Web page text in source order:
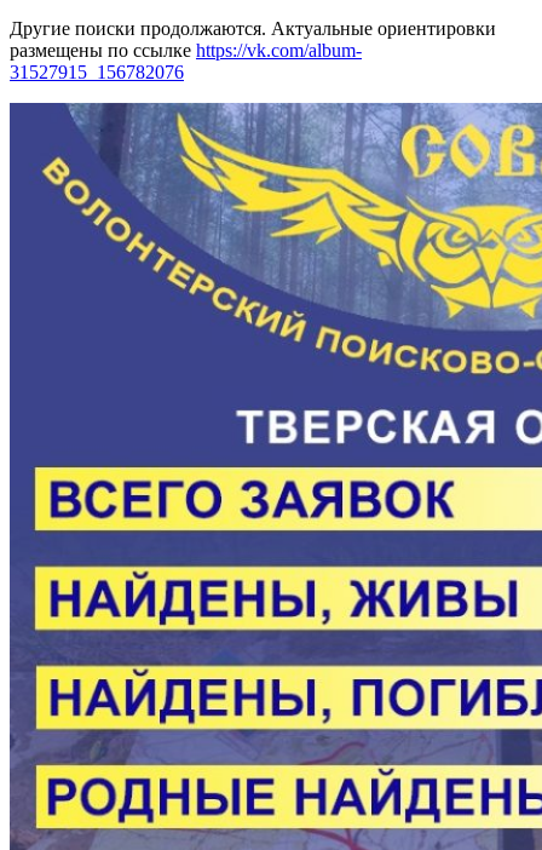
Другие поиски продолжаются. Актуальные ориентировки
размещены по ссылке https://vk.com/album-
31527915_156782076